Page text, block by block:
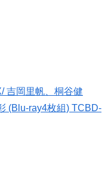
吉岡里帆、桐谷健
(Blu-ray4枚組) TCBD-